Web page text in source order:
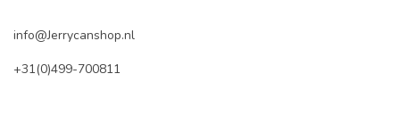
info@Jerrycanshop.nl
+31(0)499-700811